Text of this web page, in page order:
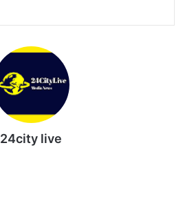
24city live